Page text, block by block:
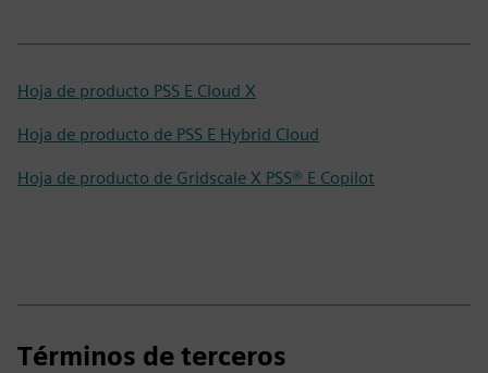
Hoja de producto PSS E Cloud X
Hoja de producto de PSS E Hybrid Cloud
Hoja de producto de Gridscale X PSS® E Copilot
Términos de terceros